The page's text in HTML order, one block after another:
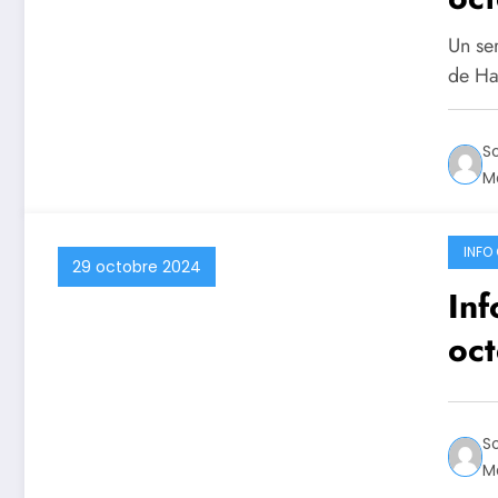
Un
de
29 octobre 2024
INFO